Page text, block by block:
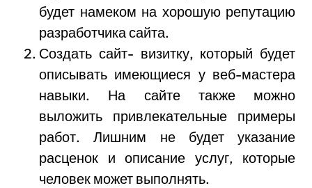
будет намеком на хорошую репутацию
разработчика сайта.
Создать сайт- визитку, который будет
описывать имеющиеся у веб-мастера
навыки. На сайте также можно
выложить привлекательные примеры
работ. Лишним не будет указание
расценок и описание услуг, которые
человек может выполнять.